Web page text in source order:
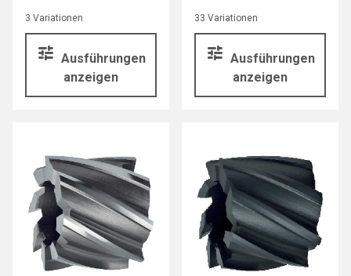
3 Variationen
Ausführungen
anzeigen
33 Variationen
Ausführungen
anzeigen